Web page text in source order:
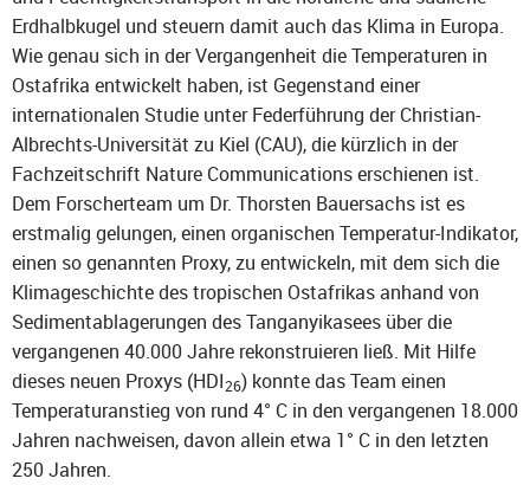
Erdhalbkugel und steuern damit auch das Klima in Europa.
Wie genau sich in der Vergangenheit die Temperaturen in
Ostafrika entwickelt haben, ist Gegenstand einer
internationalen Studie unter Federführung der Christian-
Albrechts-Universität zu Kiel (CAU), die kürzlich in der
Fachzeitschrift Nature Communications erschienen ist.
Dem Forscherteam um Dr. Thorsten Bauersachs ist es
erstmalig gelungen, einen organischen Temperatur-Indikator,
einen so genannten Proxy, zu entwickeln, mit dem sich die
Klimageschichte des tropischen Ostafrikas anhand von
Sedimentablagerungen des Tanganyikasees über die
vergangenen 40.000 Jahre rekonstruieren ließ. Mit Hilfe
dieses neuen Proxys (HDI26) konnte das Team einen
Temperaturanstieg von rund 4° C in den vergangenen 18.000
Jahren nachweisen, davon allein etwa 1° C in den letzten
250 Jahren.